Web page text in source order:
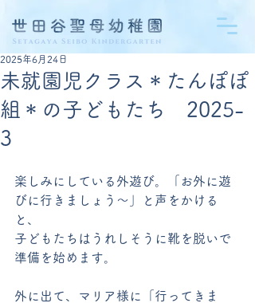
未就園児クラス＊たんぽぽ
組＊の子どもたち 2025-
3
2025年6月24日
楽しみにしている外遊び。「お外に遊
びに行きましょう～」と声をかける
と、
子どもたちはうれしそうに靴を脱いで
準備を始めます。
外に出て、マリア様に「行ってきま